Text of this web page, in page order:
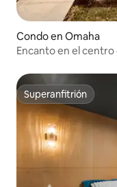
Condo en Omaha
Encanto en el
Superanfitrión
Superanfitrión